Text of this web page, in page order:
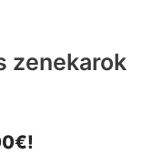
zenekarok